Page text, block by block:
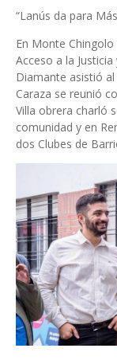
“Lanús da para
En Monte
Acceso a la
Diamante asistió
Caraza se reunió
Villa obrera charló
comunidad y en
dos Clubes de